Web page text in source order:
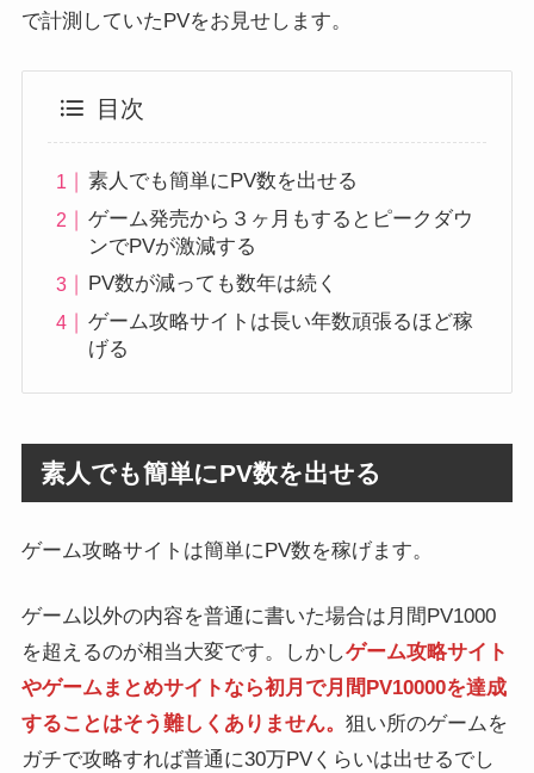
で計測していたPVをお見せします。
目次
素人でも簡単にPV数を出せる
ゲーム発売から３ヶ月もするとピークダウ
ンでPVが激減する
PV数が減っても数年は続く
ゲーム攻略サイトは長い年数頑張るほど稼
げる
素人でも簡単にPV数を出せる
ゲーム攻略サイトは簡単にPV数を稼げます。
ゲーム以外の内容を普通に書いた場合は月間PV1000
を超えるのが相当大変です。しかしゲーム攻略サイト
やゲームまとめサイトなら初月で月間PV10000を達成
することはそう難しくありません。 狙い所のゲームを
ガチで攻略すれば普通に30万PVくらいは出せるでし